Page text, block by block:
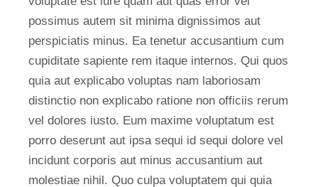
possimus autem sit minima dignissimos aut
perspiciatis minus. Ea tenetur accusantium cum
cupiditate sapiente rem itaque internos. Qui quos
quia aut explicabo voluptas nam laboriosam
distinctio non explicabo ratione non officiis rerum
vel dolores iusto. Eum maxime voluptatum est
porro deserunt aut ipsa sequi id sequi dolore vel
incidunt corporis aut minus accusantium aut
molestiae nihil. Quo culpa voluptatem qui quia